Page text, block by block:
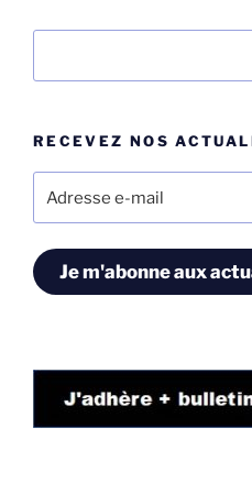
RECEVEZ NOS
e-
Je m'abonne aux